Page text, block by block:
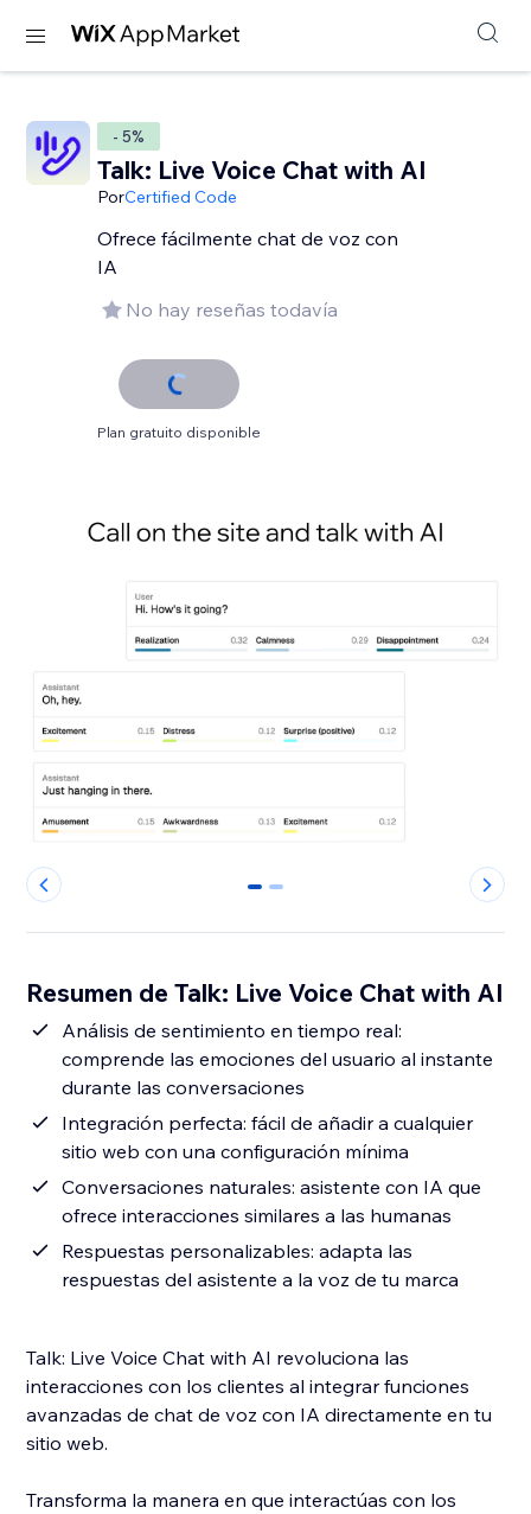
- 5%
Talk: Live Voice Chat with AI
PorCertified Code
Ofrece fácilmente chat de voz con
IA
No hay reseñas todavía
Plan gratuito disponible
0 1
Resumen de Talk: Live Voice Chat with AI
Análisis de sentimiento en tiempo real:
comprende las emociones del usuario al instante
durante las conversaciones
Integración perfecta: fácil de añadir a cualquier
sitio web con una configuración mínima
Conversaciones naturales: asistente con IA que
ofrece interacciones similares a las humanas
Respuestas personalizables: adapta las
respuestas del asistente a la voz de tu marca
Talk: Live Voice Chat with AI revoluciona las
interacciones con los clientes al integrar funciones
avanzadas de chat de voz con IA directamente en tu
sitio web.
Transforma la manera en que interactúas con los